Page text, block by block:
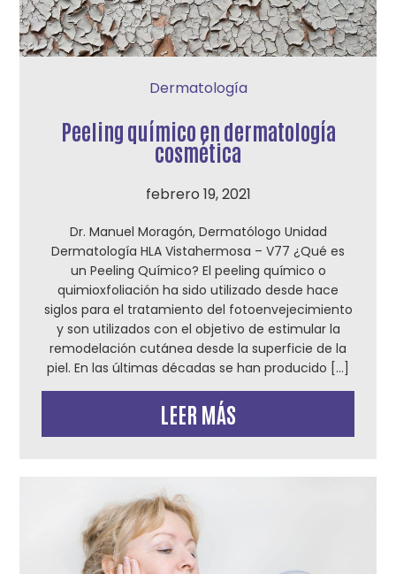
Dermatología
Peeling químico en dermatología
cosmética
febrero 19, 2021
Dr. Manuel Moragón, Dermatólogo Unidad
Dermatología HLA Vistahermosa – V77 ¿Qué es
un Peeling Químico? El peeling químico o
quimioxfoliación ha sido utilizado desde hace
siglos para el tratamiento del fotoenvejecimiento
y son utilizados con el objetivo de estimular la
remodelación cutánea desde la superficie de la
piel. En las últimas décadas se han producido […]
LEER MÁS